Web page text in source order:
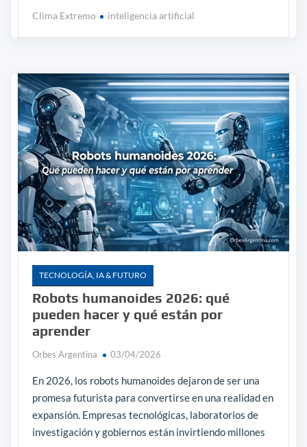
Clima Extremo inteligencia artificial
TECNOLOGÍA, IA & FUTURO
Robots humanoides 2026: qué
pueden hacer y qué están por
aprender
Orbes Argentina 03/04/2026
En 2026, los robots humanoides dejaron de ser una
promesa futurista para convertirse en una realidad en
expansión. Empresas tecnológicas, laboratorios de
investigación y gobiernos están invirtiendo millones